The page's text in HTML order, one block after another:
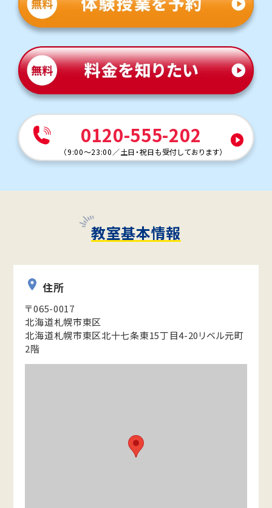
0120-555-202
（9:00～23:00 ／土日・祝日も受付しております）
教室基本情報
住所
〒065-0017
北海道札幌市東区
北海道札幌市東区北十七条東15丁目4-20リベル元町
2階